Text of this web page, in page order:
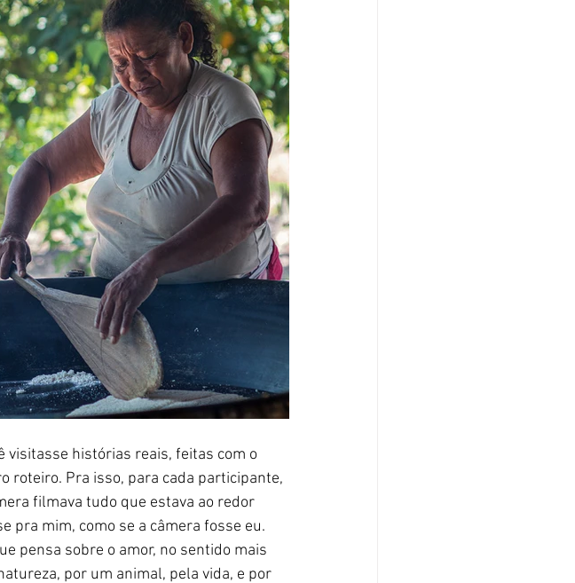
visitasse histórias reais, feitas com o
roteiro. Pra isso, para cada participante,
filmava tudo que estava ao redor
pra mim, como se a câmera fosse eu.
pensa sobre o amor, no sentido mais
por um animal, pela vida, e por